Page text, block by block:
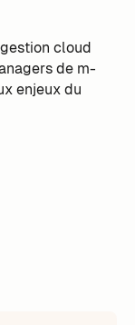
cloud
de m-
enjeux du